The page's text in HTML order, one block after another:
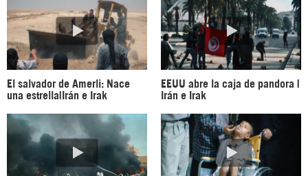
El salvador de Amerli: Nace
una estrella|Irán e Irak
EEUU abre la caja de pandora |
Irán e Irak